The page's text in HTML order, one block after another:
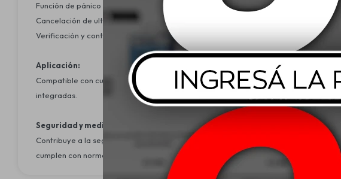
Función de pánico y localización del vehículo.
Cancelación de ultrasonido y antirrobo.
Verificación y control de la activación.
Aplicación:
Compatible con cualquier modelo de vehículo. Se recomienda que la instalación
integradas.
Seguridad y medio ambiente:
Contribuye a la seguridad vehicular mediante funciones avanzadas antirrobo y de
cumplen con normativas de seguridad y sostenibilidad internacional.